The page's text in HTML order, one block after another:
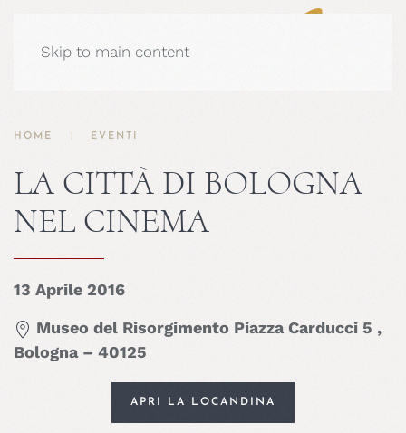
Skip to main content
HOME EVENTI
LA CITTÀ DI BOLOGNA
NEL CINEMA
13 Aprile 2016
Museo del Risorgimento Piazza Carducci 5 ,
Bologna – 40125
APRI LA LOCANDINA